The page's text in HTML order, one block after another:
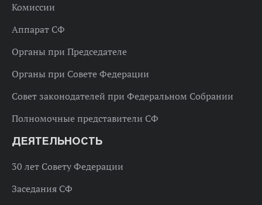
Комиссии
Аппарат СФ
Органы при Председателе
Органы при Совете Федерации
Совет законодателей при Федеральном Собрании
Полномочные представители СФ
ДЕЯТЕЛЬНОСТЬ
30 лет Совету Федерации
Заседания СФ